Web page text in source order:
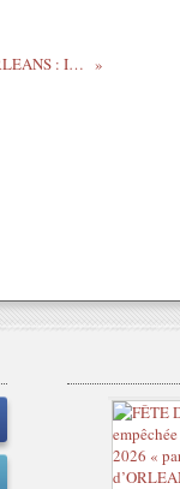
JAZZ 2015 AU JARDIN DE L'EVECHE A ORLEANS : Images...